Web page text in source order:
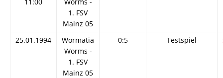
1. FSV
Mainz 05
25.01.1994
Wormatia
Worms -
1. FSV
Mainz 05
0:5 Testspiel